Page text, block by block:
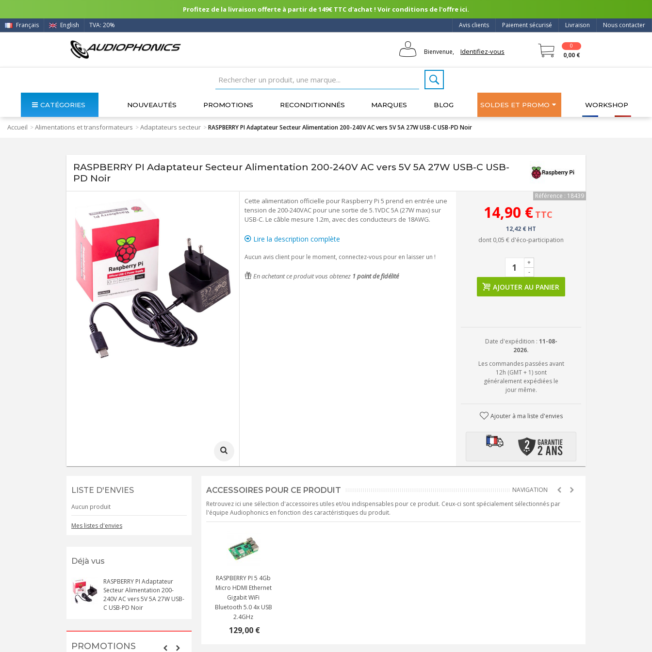
Profitez de la livraison offerte à partir de 149€ TTC d'achat ! Voir conditions de l'offre ici.
Nous contacter
Livraison
Paiement sécurisé
Avis clients
Français English TVA: 20%
Bienvenue, Identifiez-vous
0
0,00 €
CATÉGORIES NOUVEAUTÉS PROMOTIONS RECONDITIONNÉS MARQUES BLOG SOLDES ET PROMO WORKSHOP
Accueil >Alimentations et transformateurs >Adaptateurs secteur >RASPBERRY PI Adaptateur Secteur Alimentation 200-240V AC vers 5V 5A 27W USB-C USB-PD Noir
RASPBERRY PI Adaptateur Secteur Alimentation 200-240V AC vers 5V 5A 27W USB-C USB-
PD Noir
Cette alimentation officielle pour Raspberry Pi 5 prend en entrée une
tension de 200-240VAC pour une sortie de 5.1VDC 5A (27W max) sur
USB-C. Le câble mesure 1.2m, avec des conducteurs de 18AWG.
Lire la description complète
Aucun avis client pour le moment, connectez-vous pour en laisser un !
En achetant ce produit vous obtenez 1 point de fidélité
Référence : 18439
14,90 € TTC
12,42 € HT
dont 0,05 € d'éco-participation
-
+
AJOUTER AU PANIER
Date d'expédition : 11-08-
2026.
Les commandes passées avant
12h (GMT + 1) sont
généralement expédiées le
jour même.
Ajouter à ma liste d'envies
LISTE D'ENVIES
Aucun produit
Mes listes d'envies
Déjà vus
RASPBERRY PI Adaptateur
Secteur Alimentation 200-
240V AC vers 5V 5A 27W USB-
C USB-PD Noir
PROMOTIONS
ACCESSOIRES POUR CE PRODUIT
Retrouvez ici une sélection d'accessoires utiles et/ou indispensables pour ce produit. Ceux-ci sont spécialement sélectionnés par
l'équipe Audiophonics en fonction des caractéristiques du produit.
RASPBERRY PI 5 4Gb
Micro HDMI Ethernet
Gigabit WiFi
Bluetooth 5.0 4x USB
2.4GHz
129,00 €